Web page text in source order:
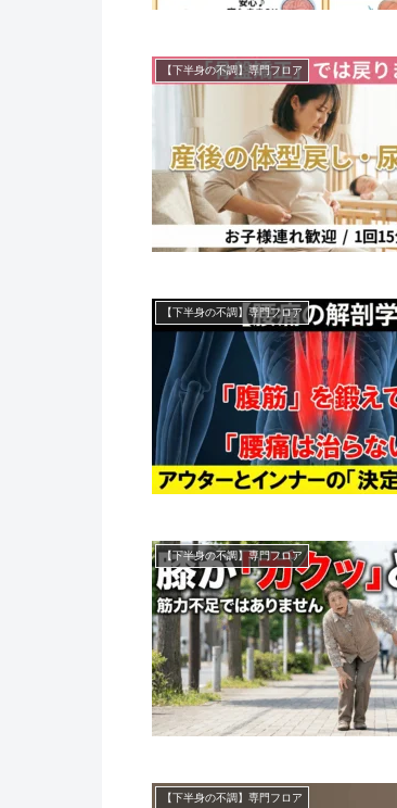
【下半身の不調】専門フロア
【下半身の不調】専門フロア
【下半身の不調】専門フロア
【下半身の不調】専門フロア